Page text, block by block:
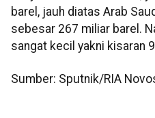
barel, jauh diatas Arab
sebesar 267 miliar barel.
sangat kecil yakni kisaran
Sumber: Sputnik/RIA